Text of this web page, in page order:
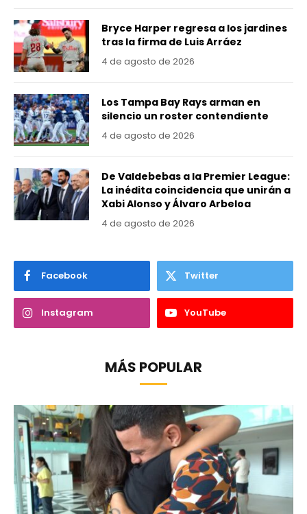
Bryce Harper regresa a los jardines
tras la firma de Luis Arráez
4 de agosto de 2026
Los Tampa Bay Rays arman en
silencio un roster contendiente
4 de agosto de 2026
De Valdebebas a la Premier League:
La inédita coincidencia que unirán a
Xabi Alonso y Álvaro Arbeloa
4 de agosto de 2026
Facebook Twitter
Instagram YouTube
MÁS POPULAR